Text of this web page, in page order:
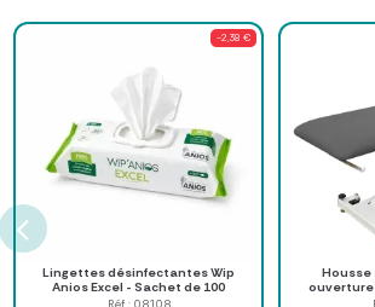
-2,38 €
Lingettes désinfectantes Wip
Anios Excel - Sachet de 100
Réf : 08108
Housse
ouverture